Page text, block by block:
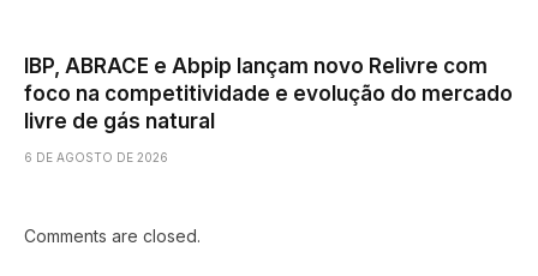
IBP, ABRACE e Abpip lançam novo Relivre com
foco na competitividade e evolução do mercado
livre de gás natural
6 DE AGOSTO DE 2026
Comments are closed.